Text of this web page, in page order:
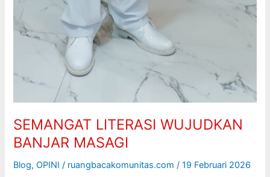
SEMANGAT LITERASI WUJUDKAN
BANJAR MASAGI
Blog,OPINI / ruangbacakomunitas.com/19 Februari 2026